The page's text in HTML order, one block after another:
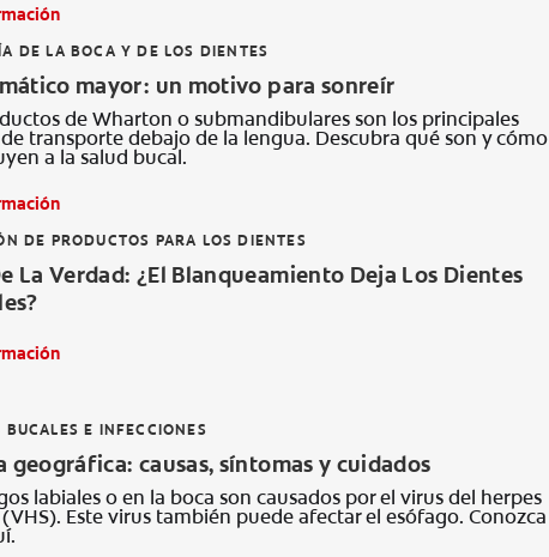
DE LA BOCA Y DE LOS DIENTES
mayor: un motivo para sonreír
de Wharton o submandibulares son los principales
transporte debajo de la lengua. Descubra qué son y cómo
a la salud bucal.
DE PRODUCTOS PARA LOS DIENTES
La Verdad: ¿El Blanqueamiento Deja Los Dientes
BUCALES E INFECCIONES
geográfica: causas, síntomas y cuidados
labiales o en la boca son causados por el virus del herpes
Este virus también puede afectar el esófago. Conozca